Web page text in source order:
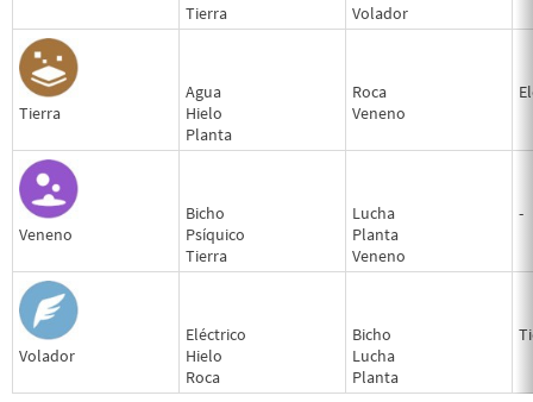
Tierra
Volador
Tierra
Agua
Hielo
Planta
Roca
Veneno
Veneno
Bicho
Psíquico
Tierra
Lucha
Planta
Veneno
-
Volador
Eléctrico
Hielo
Roca
Bicho
Lucha
Planta